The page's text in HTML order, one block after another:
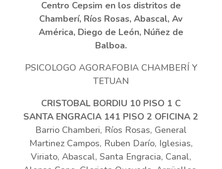
Centro Cepsim en los distritos de
Chamberí, Ríos Rosas, Abascal, Av
América, Diego de León, Núñez de
Balboa.
PSICOLOGO AGORAFOBIA CHAMBERÍ Y
TETUAN
CRISTOBAL BORDIU 10 PISO 1 C
SANTA ENGRACIA 141 PISO 2 OFICINA 2
Barrio Chamberi, Ríos Rosas, General
Martinez Campos, Ruben Darío, Iglesias,
Viriato, Abascal, Santa Engracia, Canal,